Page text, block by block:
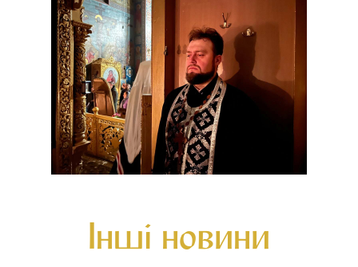
Інші новини